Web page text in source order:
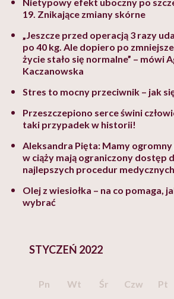
19. Znikające zmiany skórne
„Jeszcze przed operacją 3 razy
po 40 kg. Ale dopiero po
życie stało się normalne” – mówi
Kaczanowska
Stres to mocny przeciwnik – jak
Przeszczepiono serce świni
taki przypadek w historii!
Aleksandra Pięta: Mamy
w ciąży mają ograniczony dostęp
najlepszych procedur medycznych
Olej z wiesiołka – na co pomaga,
wybrać
STYCZEŃ 2022
Pn Wt Śr Czw Pt